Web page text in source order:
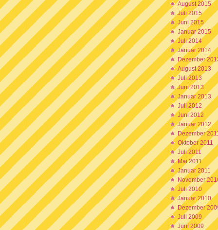
August 2015
Juli 2015
Juni 2015
Januar 2015
Juli 2014
Januar 2014
Dezember
August 2013
Juli 2013
Juni 2013
Januar 2013
Juli 2012
Juni 2012
Januar 2012
Dezember
Oktober 2011
Juli 2011
Mai 2011
Januar 2011
November
Juli 2010
Januar 2010
Dezember
Juli 2009
Juni 2009